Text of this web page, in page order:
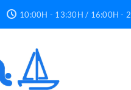
10:00H - 13:30H / 16:00H -